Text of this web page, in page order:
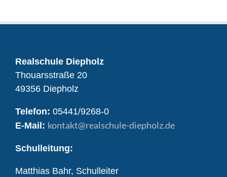
Realschule Diepholz
Thouarsstraße 20
49356 Diepholz
Telefon: 05441/9268-0
E-Mail: kontakt@realschule-diepholz.de
Schulleitung:
Matthias Bahr, Schulleiter